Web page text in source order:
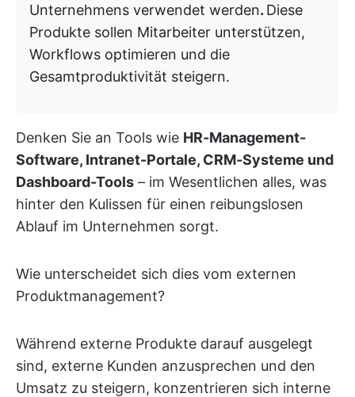
Unternehmens verwendet werden. Diese
Produkte sollen Mitarbeiter unterstützen,
Workflows optimieren und die
Gesamtproduktivität steigern.
Denken Sie an Tools wie HR-Management-
Software, Intranet-Portale, CRM-Systeme und
Dashboard-Tools – im Wesentlichen alles, was
hinter den Kulissen für einen reibungslosen
Ablauf im Unternehmen sorgt.
Wie unterscheidet sich dies vom externen
Produktmanagement?
Während externe Produkte darauf ausgelegt
sind, externe Kunden anzusprechen und den
Umsatz zu steigern, konzentrieren sich interne